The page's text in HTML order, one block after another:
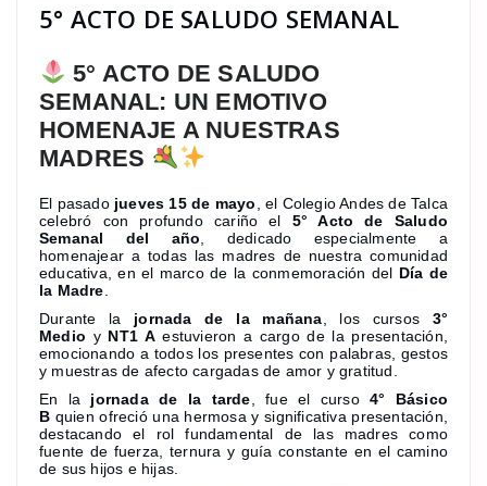
5° ACTO DE SALUDO SEMANAL
5° ACTO DE SALUDO
SEMANAL: UN EMOTIVO
HOMENAJE A NUESTRAS
MADRES
El pasado jueves 15 de mayo , el Colegio Andes de Talca
celebró con profundo cariño el 5° Acto de Saludo
Semanal del año , dedicado especialmente a
homenajear a todas las madres de nuestra comunidad
educativa, en el marco de la conmemoración del Día de
la Madre
Durante la jornada de la mañana , los cursos 3°
Medio y NT1 Aestuvieron a cargo de la presentación,
emocionando a todos los presentes con palabras, gestos
y muestras de afecto cargadas de amor y gratitud.
En la jornada de la tarde , fue el curso4° Básico
B quien ofreció una hermosa y significativa presentación,
destacando el rol fundamental de las madres como
fuente de fuerza, ternura y guía constante en el camino
de sus hijos e hijas.